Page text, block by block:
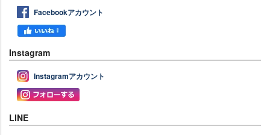
Facebookアカウント
Instagram
Instagramアカウント
LINE